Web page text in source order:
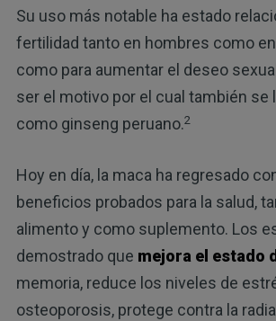
Su uso más notable ha estado
fertilidad tanto en hombres como
como para aumentar el deseo
ser el motivo por el cual también se
como ginseng peruano.2
Hoy en día, la maca ha regresado
beneficios probados para la salud,
alimento y como suplemento. Los
demostrado que mejora el estado
memoria, reduce los niveles de
osteoporosis, protege contra la